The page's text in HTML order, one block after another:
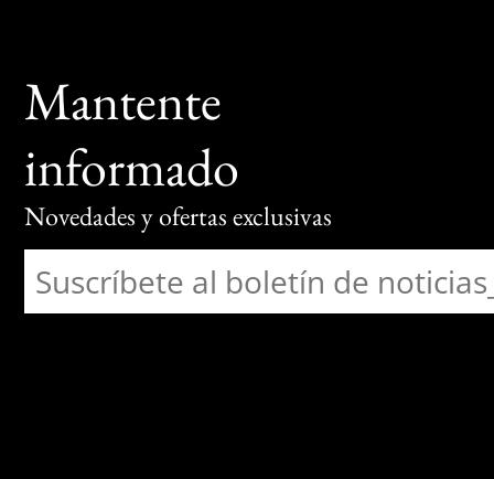
Mantente
informado
Novedades y ofertas exclusivas